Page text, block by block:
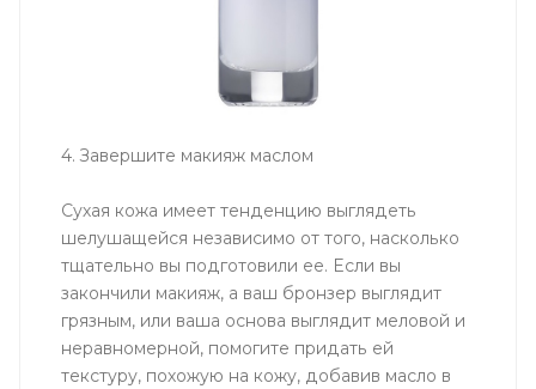
4. Завершите макияж маслом
Сухая кожа имеет тенденцию выглядеть
шелушащейся независимо от того, насколько
тщательно вы подготовили ее. Если вы
закончили макияж, а ваш бронзер выглядит
грязным, или ваша основа выглядит меловой и
неравномерной, помогите придать ей
текстуру, похожую на кожу, добавив масло в